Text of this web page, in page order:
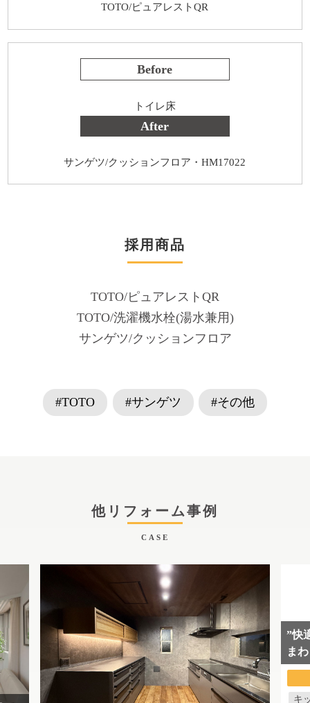
TOTO/ピュアレストQR
Before
トイレ床
After
サンゲツ/クッションフロア・HM17022
採用商品
TOTO/ピュアレストQR
TOTO/洗濯機水栓(湯水兼用)
サンゲツ/クッションフロア
#TOTO #サンゲツ #その他
他リフォーム事例
CASE
”快
ま
キ